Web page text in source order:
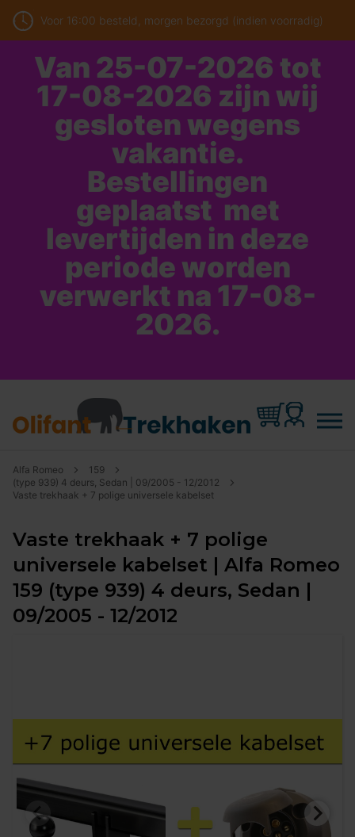
Voor 16:00 besteld, morgen bezorgd (indien voorradig)
Van 25-07-2026 tot
17-08-2026 zijn wij
gesloten wegens
vakantie.
Bestellingen
geplaatst met
levertijden in deze
periode worden
verwerkt na 17-08-
2026.
Alfa Romeo
159
(type 939) 4 deurs, Sedan | 09/2005 - 12/2012
Vaste trekhaak + 7 polige universele kabelset
Vaste trekhaak + 7 polige
universele kabelset | Alfa Romeo
159 (type 939) 4 deurs, Sedan |
09/2005 - 12/2012